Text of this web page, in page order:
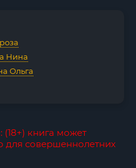
Нина
Ольга
книга может
для совершеннолетних